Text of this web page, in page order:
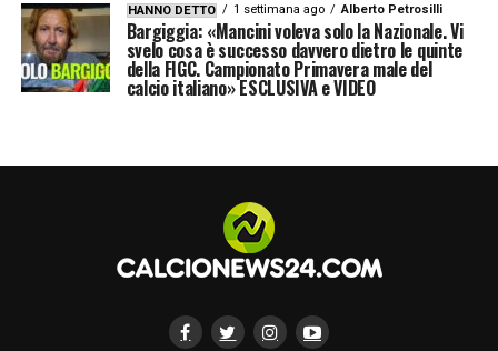
HANNO DETTO 1 settimana ago Alberto Petrosilli
Bargiggia: «Mancini voleva solo la Nazionale. Vi
svelo cosa è successo davvero dietro le quinte
della FIGC. Campionato Primavera male del
calcio italiano» ESCLUSIVA e VIDEO